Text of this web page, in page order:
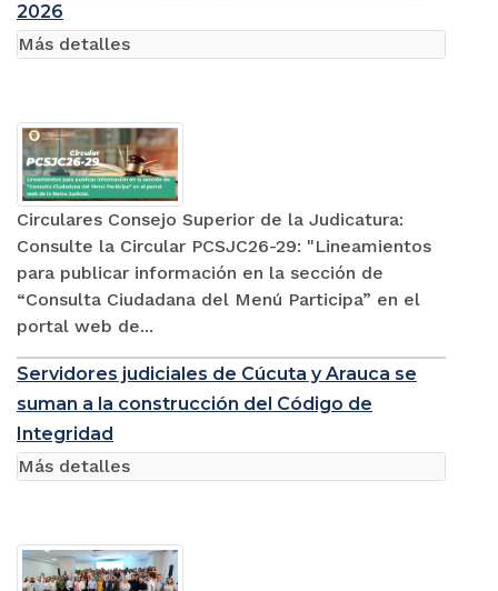
2026
Circulares Consejo Superior de la Judicatura:
Consulte la Circular PCSJC26-29: "Lineamientos
para publicar información en la sección de
“Consulta Ciudadana del Menú Participa” en el
portal web de...
Más detalles
Servidores judiciales de Cúcuta y Arauca se
suman a la construcción del Código de
Integridad
Más detalles